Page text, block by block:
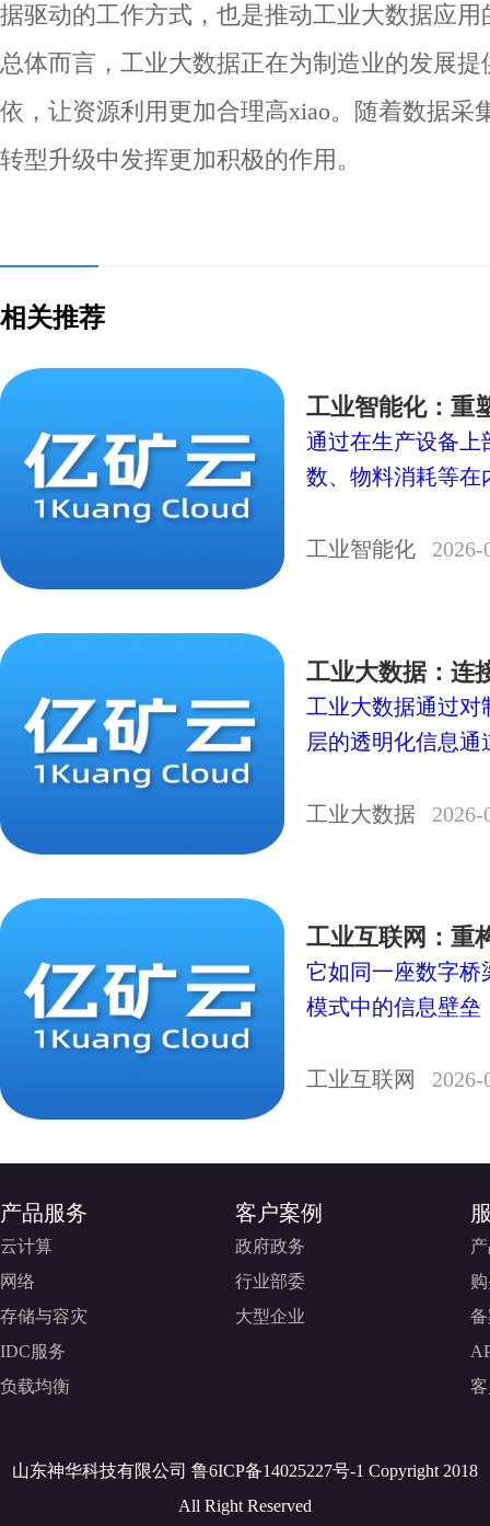
据驱动的工作方式，也是推动工业大数据应用
总体而言，工业大数据正在为制造业的发展
依，让资源利用更加合理高xiao。随着数据
转型升级中发挥更加积极的作用。
相关推荐
工业智能化：重
通过在生产设备上
数、物料消耗等在
工业智能化 2026-
工业大数据：连
工业大数据通过对
层的透明化信息
工业大数据 2026-
工业互联网：重
它如同一座数字桥
模式中的信息壁垒
工业互联网 2026-
产品服务
云计算
网络
存储与容灾
IDC服务
负载均衡
客户案例
政府政务
行业部委
大型企业
山东神华科技有限公司 鲁6ICP备14025227号-1 Copyright 2018
All Right Reserved